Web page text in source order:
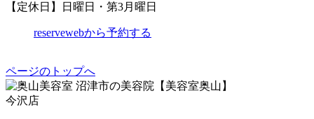
【定休日】日曜日・第3月曜日
reservewebから予約する
ページのトップへ
沼津市の美容院【美容室奥山】
今沢店